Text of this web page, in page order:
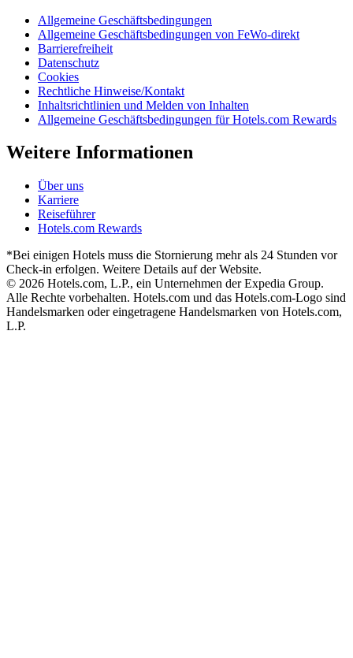
Allgemeine Geschäftsbedingungen
Allgemeine Geschäftsbedingungen von FeWo-direkt
Barrierefreiheit
Datenschutz
Cookies
Rechtliche Hinweise/Kontakt
Inhaltsrichtlinien und Melden von Inhalten
Allgemeine Geschäftsbedingungen für Hotels.com Rewards
Weitere Informationen
Über uns
Karriere
Reiseführer
Hotels.com Rewards
*Bei einigen Hotels muss die Stornierung mehr als 24 Stunden vor
Check-in erfolgen. Weitere Details auf der Website.
© 2026 Hotels.com, L.P., ein Unternehmen der Expedia Group.
Alle Rechte vorbehalten. Hotels.com und das Hotels.com-Logo sind
Handelsmarken oder eingetragene Handelsmarken von Hotels.com,
L.P.